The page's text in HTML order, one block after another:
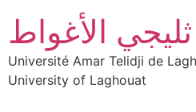
الأغواط
Université Amar Telidji de
University of Laghouat